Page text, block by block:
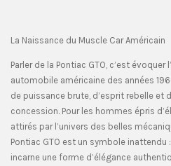
La Naissance du Muscle Car Américain
Parler de la Pontiac GTO, c’est
automobile américaine des années
de puissance brute, d’esprit rebelle et
concession. Pour les hommes épris
attirés par l’univers des belles
Pontiac GTO est un symbole inattendu
incarne une forme d’élégance